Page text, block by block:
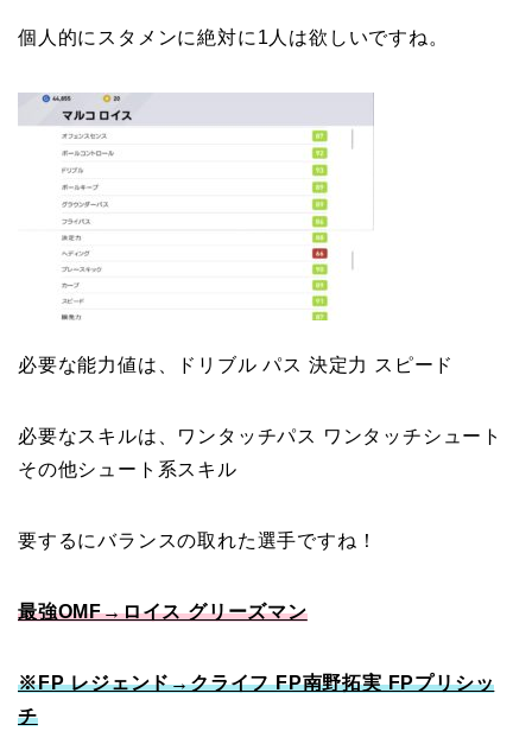
個人的にスタメンに絶対に1人は欲しいですね。
必要な能力値は、ドリブル パス 決定力 スピード
必要なスキルは、ワンタッチパス ワンタッチシュート
その他シュート系スキル
要するにバランスの取れた選手ですね！
最強OMF→ロイス グリーズマン
※FP レジェンド→クライフ FP南野拓実 FPプリシッ
チ